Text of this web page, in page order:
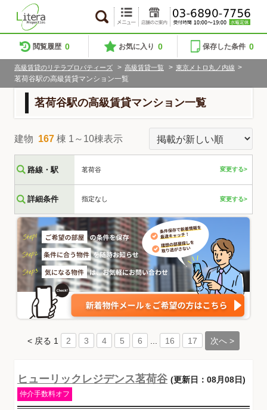
閲覧履歴 0 お気に入り 0 保存した条件 0
高級賃貸のリテラプロパティーズ > 高級賃貸一覧 > 東京メトロ丸ノ内線 >
茗荷谷駅の高級賃貸マンション一覧
茗荷谷駅の高級賃貸マンション一覧
建物 167 棟 1～10棟表示
路線・駅 茗荷谷 変更する>
詳細条件 指定なし 変更する>
< 戻る 1 2 3 4 5 6 16 17 次へ >
ヒューリックレジデンス茗荷谷 (更新日：08月08日)
仲介手数料オフ